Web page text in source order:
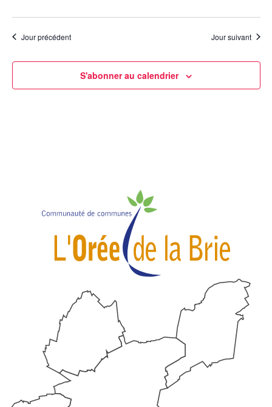
Jour précédent Jour suivant
S'abonner au calendrier